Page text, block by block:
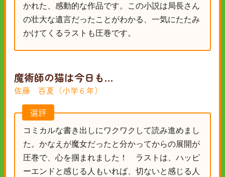
かれた、感動的な作品です。この小説は局長さん
の壮大な遺言だったことがわかる、一気にたたみ
かけてくるラストも圧巻です。
魔術師の猫は今日も…
佐藤 百夏（小学６年）
選評
コミカルな書き出しにワクワクして読み進めまし
た。かなえが魔女だったと分かってからの展開が
圧巻で、心を掴まれました！ ラストは、ハッピ
ーエンドと感じる人もいれば、切ないと感じる人